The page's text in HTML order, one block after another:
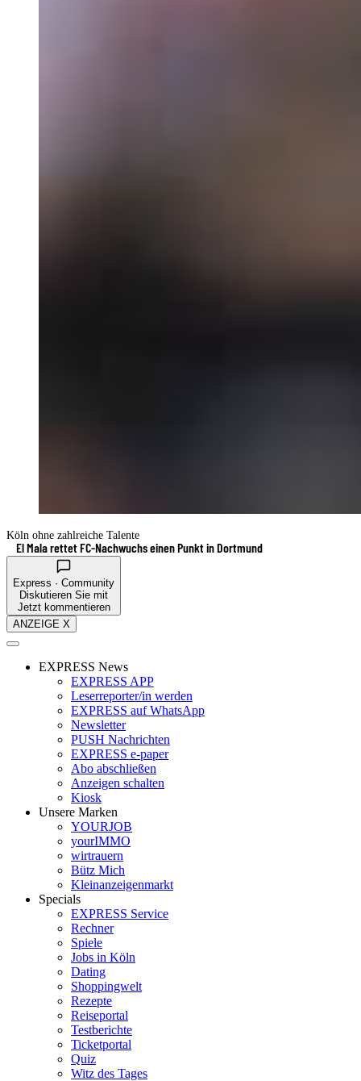
Köln ohne zahlreiche Talente
El Mala rettet FC-Nachwuchs einen Punkt in Dortmund
Express · Community
Diskutieren Sie mit
Jetzt kommentieren
ANZEIGE X
EXPRESS News
EXPRESS APP
Leserreporter/in werden
EXPRESS auf WhatsApp
Newsletter
PUSH Nachrichten
EXPRESS e-paper
Abo abschließen
Anzeigen schalten
Kiosk
Unsere Marken
YOURJOB
yourIMMO
wirtrauern
Bütz Mich
Kleinanzeigenmarkt
Specials
EXPRESS Service
Rechner
Spiele
Jobs in Köln
Dating
Shoppingwelt
Rezepte
Reiseportal
Testberichte
Ticketportal
Quiz
Witz des Tages